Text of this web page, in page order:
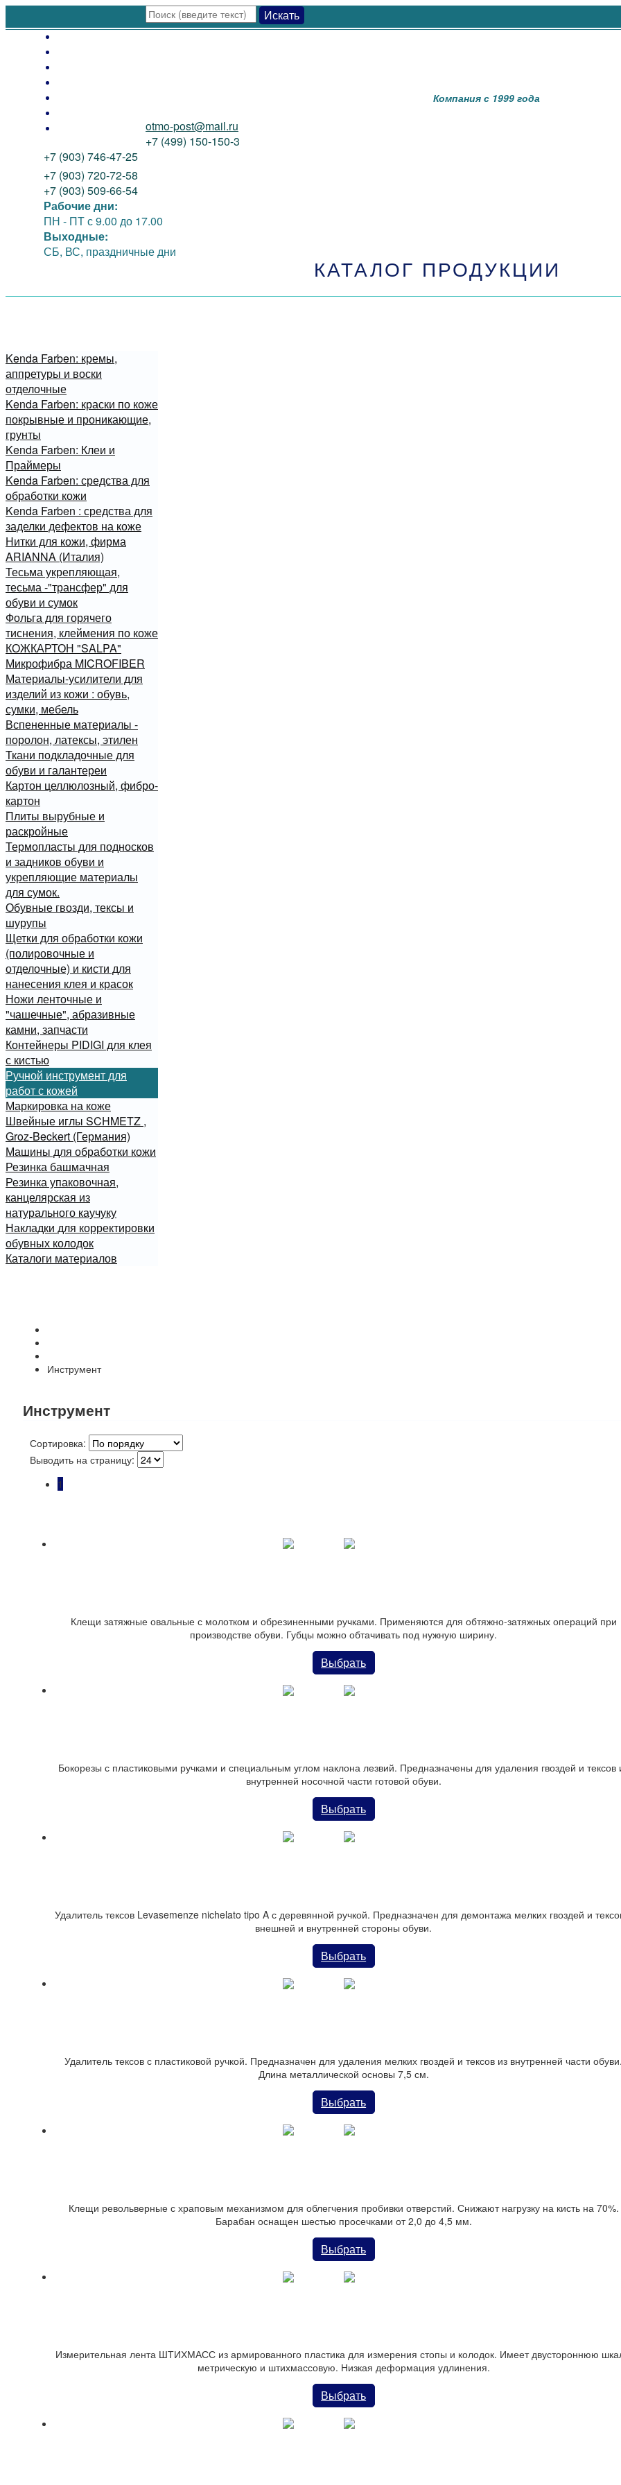
Искать
Компания с 1999 года
otmo-post@mail.ru
+7 (499) 150-150-3
+7 (903) 746-47-25
+7 (903) 720-72-58
+7 (903) 509-66-54
Рабочие дни:
ПН - ПТс 9.00 до 17.00
Выходные:
СБ, ВС, праздничные дни
КАТАЛОГ ПРОДУКЦИИ
Kenda Farben: кремы,
аппретуры и воски
отделочные
Kenda Farben: краски по коже
покрывные и проникающие,
грунты
Kenda Farben: Клеи и
Праймеры
Kenda Farben: средства для
обработки кожи
Kenda Farben : средства для
заделки дефектов на коже
Нитки для кожи, фирма
ARIANNA (Италия)
Тесьма укрепляющая,
тесьма -"трансфер" для
обуви и сумок
Фольга для горячего
тиснения, клеймения по коже
КОЖКАРТОН "SALPA"
Микрофибра MICROFIBER
Материалы-усилители для
изделий из кожи : обувь,
сумки, мебель
Вспененные материалы -
поролон, латексы, этилен
Ткани подкладочные для
обуви и галантереи
Картон целлюлозный, фибро-
картон
Плиты вырубные и
раскройные
Термопласты для подносков
и задников обуви и
укрепляющие материалы
для сумок.
Обувные гвозди, тексы и
шурупы
Щетки для обработки кожи
(полировочные и
отделочные) и кисти для
нанесения клея и красок
Ножи ленточные и
"чашечные", абразивные
камни, запчасти
Контейнеры PIDIGI для клея
с кистью
Ручной инструмент для
работ с кожей
Маркировка на коже
Швейные иглы SCHMETZ ,
Groz-Beckert (Германия)
Машины для обработки кожи
Резинка башмачная
Резинка упаковочная,
канцелярская из
натурального каучуку
Накладки для корректировки
обувных колодок
Каталоги материалов
Инструмент
Инструмент
Сортировка:
Выводить на страницу:
1
Клещи затяжные овальные с молотком и обрезиненными ручками. Применяются для обтяжно-затяжных операций при
производстве обуви. Губцы можно обтачивать под нужную ширину.
Выбрать
Бокорезы с пластиковыми ручками и специальным углом наклона лезвий. Предназначены для удаления гвоздей и тексов
внутренней носочной части готовой обуви.
Выбрать
Удалитель тексов Levasemenze nichelato tipo A с деревянной ручкой. Предназначен для демонтажа мелких гвоздей и
внешней и внутренней стороны обуви.
Выбрать
Удалитель тексов с пластиковой ручкой. Предназначен для удаления мелких гвоздей и тексов из внутренней части
Длина металлической основы 7,5 см.
Выбрать
Клещи револьверные с храповым механизмом для облегчения пробивки отверстий. Снижают нагрузку на кисть на 70%.
Барабан оснащен шестью просечками от 2,0 до 4,5 мм.
Выбрать
Измерительная лента ШТИХМАСС из армированного пластика для измерения стопы и колодок. Имеет двустороннюю
метрическую и штихмассовую. Низкая деформация удлинения.
Выбрать